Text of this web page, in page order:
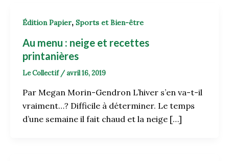
Édition Papier, Sports et Bien-être
Au menu : neige et recettes
printanières
Le Collectif /avril 16, 2019
Par Megan Morin-Gendron L’hiver s’en va-t-il
vraiment…? Difficile à déterminer. Le temps
d’une semaine il fait chaud et la neige […]